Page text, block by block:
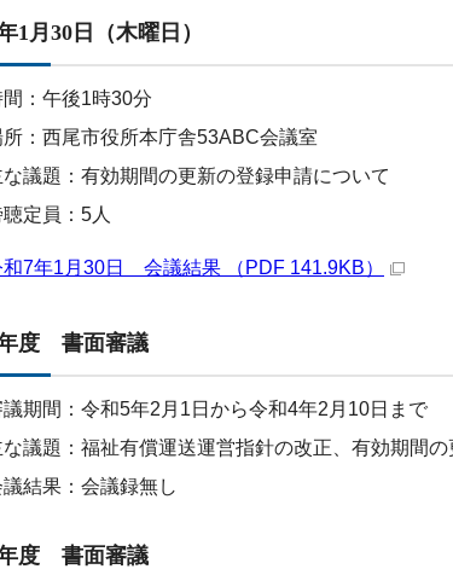
1月30日（木曜日）
間：午後1時30分
所：西尾市役所本庁舎53ABC会議室
な議題：有効期間の更新の登録申請について
定員：5人
和7年1月30日 会議結果 （PDF 141.9KB）
度 書面審議
議期間：令和5年2月1日から令和4年2月10日まで
な議題：福祉有償運送運営指針の改正、有効期間
議結果：会議録無し
度 書面審議